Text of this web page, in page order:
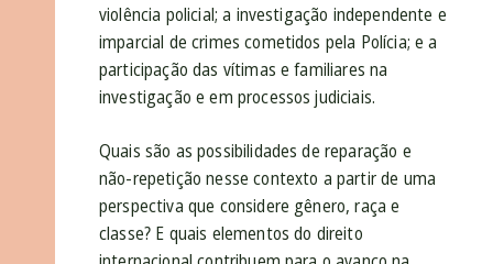
violência policial; a investigação independente e
imparcial de crimes cometidos pela Polícia; e a
participação das vítimas e familiares na
investigação e em processos judiciais.
Quais são as possibilidades de reparação e
não-repetição nesse contexto a partir de uma
perspectiva que considere gênero, raça e
classe? E quais elementos do direito